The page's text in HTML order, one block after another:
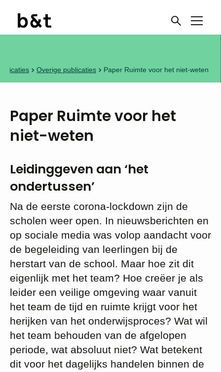
Overige publicaties Paper Ruimte voor het niet-weten
Paper Ruimte voor het
niet-weten
Leidinggeven aan ‘het
ondertussen’
Na de eerste corona-lockdown zijn de
scholen weer open. In nieuwsberichten en
op sociale media was volop aandacht voor
de begeleiding van leerlingen bij de
herstart van de school. Maar hoe zit dit
eigenlijk met het team? Hoe creëer je als
leider een veilige omgeving waar vanuit
het team de tijd en ruimte krijgt voor het
herijken van het onderwijsproces? Wat wil
het team behouden van de afgelopen
periode, wat absoluut niet? Wat betekent
dit voor het dagelijks handelen binnen de